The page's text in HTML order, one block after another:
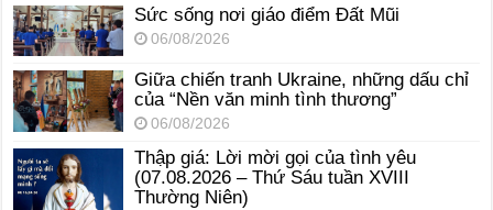
Sức sống nơi giáo điểm Đất Mũi
06/08/2026
Giữa chiến tranh Ukraine, những dấu chỉ
của “Nền văn minh tình thương”
06/08/2026
Thập giá: Lời mời gọi của tình yêu
(07.08.2026 – Thứ Sáu tuần XVIII
Thường Niên)